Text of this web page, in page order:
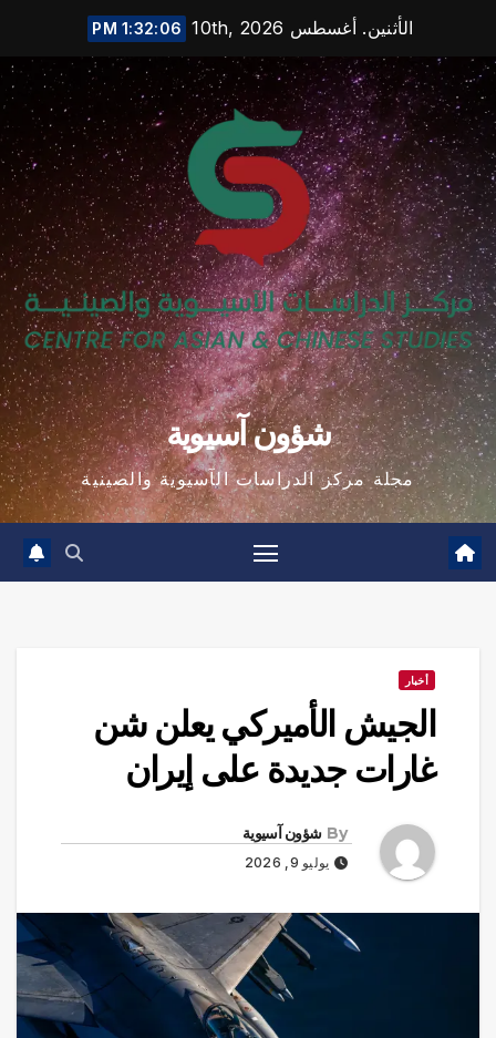
content
الأثنين. أغسطس 10th, 2026 1:32:07 PM
شؤون آسيوية
مجلة مركز الدراسات الآسيوية والصينية
أخبار
الجيش الأميركي يعلن شن
غارات جديدة على إيران
By شؤون آسيوية
يوليو 9, 2026